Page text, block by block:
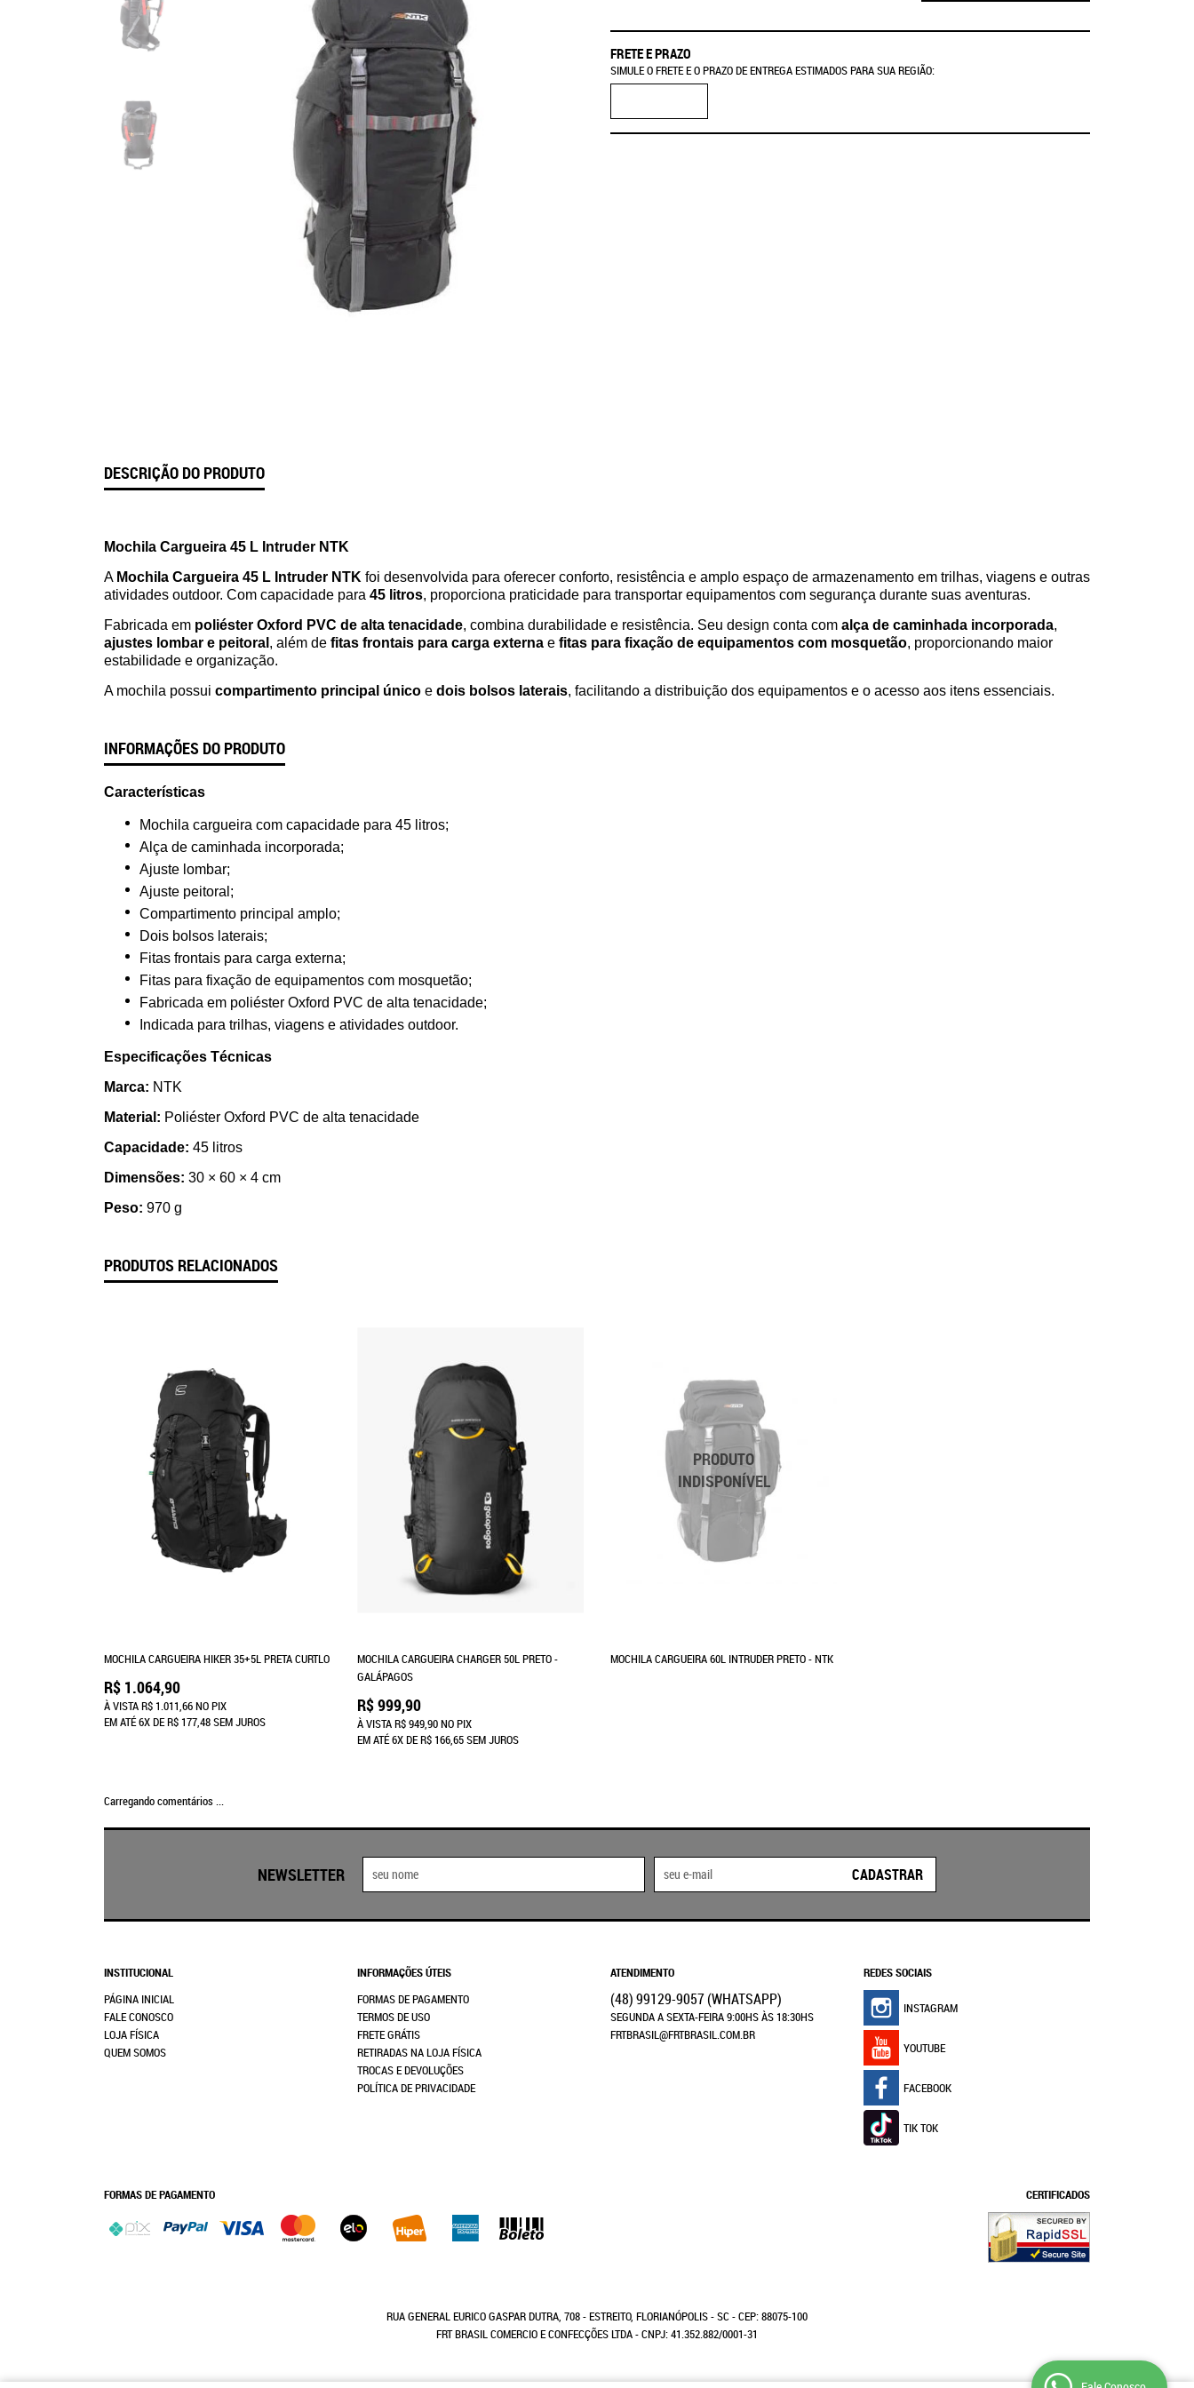
FRETE E PRAZO
SIMULE O FRETE E O PRAZO DE ENTREGA ESTIMADOS PARA SUA REGIÃO:
DESCRIÇÃO DO PRODUTO
Mochila Cargueira 45 L Intruder NTK
A Mochila Cargueira 45 L Intruder NTK foi desenvolvida para oferecer conforto, resistência e amplo espaço de armazenamento em trilhas, viagens e outras
atividades outdoor. Com capacidade para 45 litros, proporciona praticidade para transportar equipamentos com segurança durante suas aventuras.
Fabricada em poliéster Oxford PVC de alta tenacidade, combina durabilidade e resistência. Seu design conta com alça de caminhada incorporada,
ajustes lombar e peitoral , além de fitas frontais para carga externa e fitas para fixação de equipamentos com mosquetão, proporcionando maior
estabilidade e organização.
A mochila possui compartimento principal único e dois bolsos laterais, facilitando a distribuição dos equipamentos e o acesso aos itens essenciais.
INFORMAÇÕES DO PRODUTO
Características
Mochila cargueira com capacidade para 45 litros;
Alça de caminhada incorporada;
Ajuste lombar;
Ajuste peitoral;
Compartimento principal amplo;
Dois bolsos laterais;
Fitas frontais para carga externa;
Fitas para fixação de equipamentos com mosquetão;
Fabricada em poliéster Oxford PVC de alta tenacidade;
Indicada para trilhas, viagens e atividades outdoor.
Especificações Técnicas
Marca: NTK
Material: Poliéster Oxford PVC de alta tenacidade
Capacidade: 45 litros
Dimensões: 30 × 60 × 4 cm
Peso: 970 g
PRODUTOS RELACIONADOS
MOCHILA CARGUEIRA HIKER 35+5L PRETA CURTLO
R$ 1.064,90
À VISTAR$ 1.011,66NO PIX
EM ATÉ6XDER$ 177,48SEM JUROS
MOCHILA CARGUEIRA CHARGER 50L PRETO -
GALÁPAGOS
R$ 999,90
À VISTAR$ 949,90NO PIX
EM ATÉ6XDER$ 166,65SEM JUROS
MOCHILA CARGUEIRA 60L INTRUDER PRETO - NTK
Carregando comentários ...
NEWSLETTER CADASTRAR
INSTITUCIONAL
PÁGINA INICIAL
FALE CONOSCO
LOJA FÍSICA
QUEM SOMOS
INFORMAÇÕES ÚTEIS
FORMAS DE PAGAMENTO
TERMOS DE USO
FRETE GRÁTIS
RETIRADAS NA LOJA FÍSICA
TROCAS E DEVOLUÇÕES
POLÍTICA DE PRIVACIDADE
ATENDIMENTO
(48)99129-9057(WHATSAPP)
SEGUNDA A SEXTA-FEIRA 9:00HS ÀS 18:30HS
FRTBRASIL@FRTBRASIL.COM.BR
REDES SOCIAIS
INSTAGRAM
YOUTUBE
FACEBOOK
TIK TOK
FORMAS DE PAGAMENTO CERTIFICADOS
RUA GENERAL EURICO GASPAR DUTRA, 708-ESTREITO, FLORIANÓPOLIS-SC-CEP: 88075-100
FRT BRASIL COMERCIO E CONFECÇÕES LTDA - CNPJ: 41.352.882/0001-31